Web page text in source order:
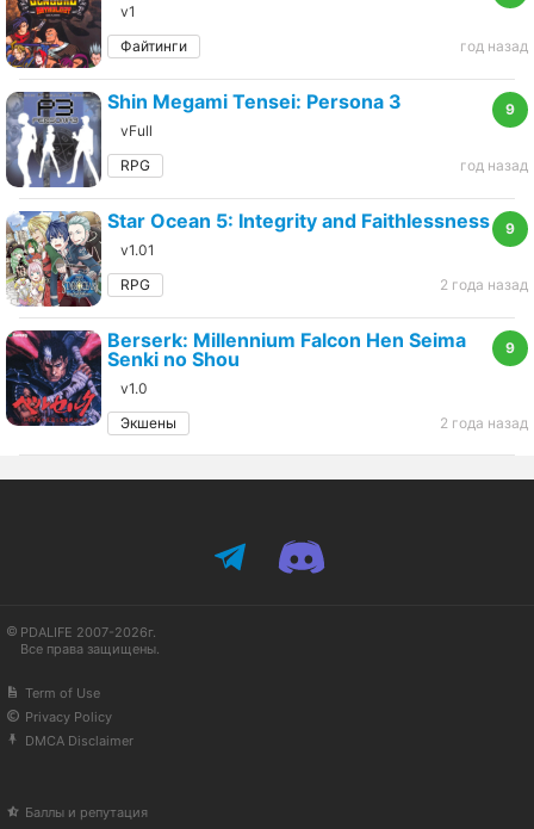
v1
Файтинги
год назад
9
Shin Megami Tensei: Persona 3
vFull
RPG
год назад
9
Star Ocean 5: Integrity and Faithlessness
v1.01
RPG
2 года назад
9
Berserk: Millennium Falcon Hen Seima
Senki no Shou
v1.0
Экшены
2 года назад
PDALIFE 2007-2026г.
Все права защищены.
Term of Use
Privacy Policy
DMCA Disclaimer
Баллы и репутация